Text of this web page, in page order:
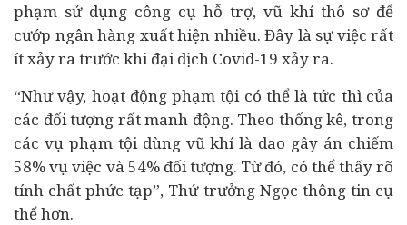
phạm sử dụng công cụ hỗ trợ, vũ khí thô sơ để
cướp ngân hàng xuất hiện nhiều. Đây là sự việc rất
ít xảy ra trước khi đại dịch Covid-19 xảy ra.
“Như vậy, hoạt động phạm tội có thể là tức thì của
các đối tượng rất manh động. Theo thống kê, trong
các vụ phạm tội dùng vũ khí là dao gây án chiếm
58% vụ việc và 54% đối tượng. Từ đó, có thể thấy rõ
tính chất phức tạp”, Thứ trưởng Ngọc thông tin cụ
thể hơn.